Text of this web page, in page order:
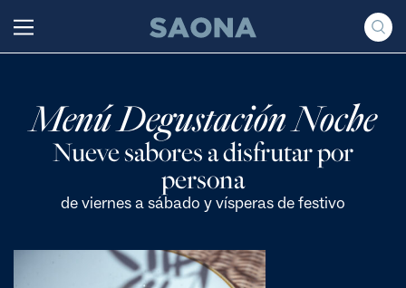
Grupo Saona
Menú Degustación Noche
Nueve sabores a disfrutar por
persona
de viernes a sábado y vísperas de festivo